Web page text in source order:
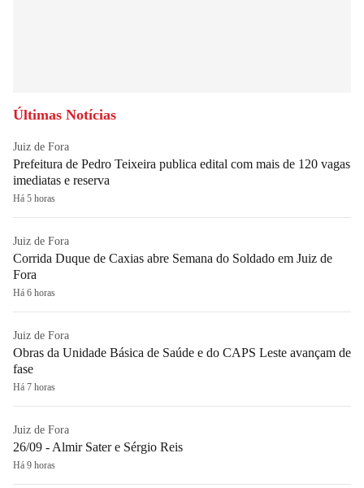
Últimas Notícias
Juiz de Fora
Prefeitura de Pedro Teixeira publica edital com mais de 120 vagas
imediatas e reserva
Há 5 horas
Juiz de Fora
Corrida Duque de Caxias abre Semana do Soldado em Juiz de
Fora
Há 6 horas
Juiz de Fora
Obras da Unidade Básica de Saúde e do CAPS Leste avançam de
fase
Há 7 horas
Juiz de Fora
26/09 - Almir Sater e Sérgio Reis
Há 9 horas